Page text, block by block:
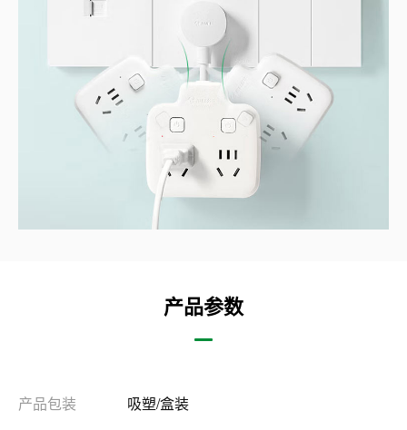
产品参数
产品包装 吸塑/盒装